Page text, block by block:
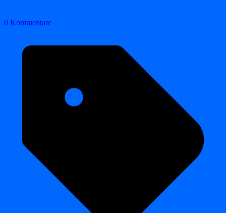
0 Kommentare